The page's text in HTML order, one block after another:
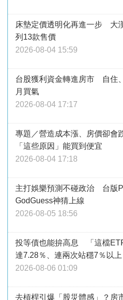
床墊定價透明化再進一步 大
列13款售價
2026-08-04 15:59
台股獲利資金轉進房市 自住
月買氣
2026-08-04 17:17
專題／營造成本漲、房價卻會
「這些原因」能買到便宜
2026-08-04 17:18
主打娛樂預測不碰政治 台版
GodGuess神猜上線
2026-08-05 18:56
投等債也能拚高息 「這檔
達7.28％、連兩次站穩7％以上
2026-08-06 01:09
去槓桿引爆「股災體感」？房